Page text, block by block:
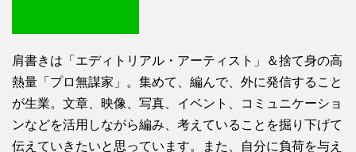
肩書きは「エディトリアル・アーティスト」＆捨て身の高
熱量「プロ無謀家」。集めて、編んで、外に発信すること
が生業。文章、映像、写真、イベント、コミュニケーショ
ンなどを活用しながら編み、考えていることを掘り下げて
伝えていきたいと思っています。また、自分に負荷を与え